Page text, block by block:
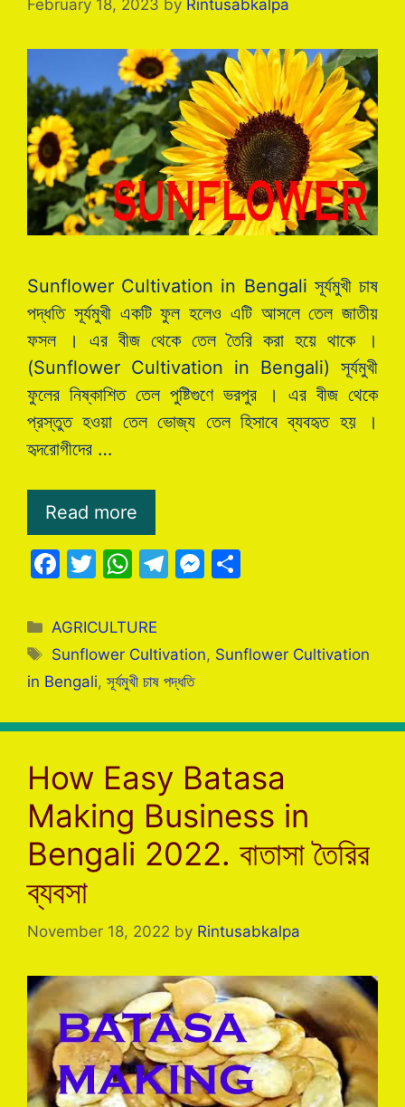
February 18, 2023 by Rintusabkalpa
Sunflower Cultivation in Bengali সূর্যমুখী চাষ
পদ্ধতি সূর্যমুখী একটি ফুল হলেও এটি আসলে তেল জাতীয়
ফসল । এর বীজ থেকে তেল তৈরি করা হয়ে থাকে ।
(Sunflower Cultivation in Bengali) সূর্যমুখী
ফুলের নিষ্কাশিত তেল পুষ্টিগুণে ভরপুর । এর বীজ থেকে
প্রস্তুত হওয়া তেল ভোজ্য তেল হিসাবে ব্যবহৃত হয় ।
হৃদরোগীদের …
Read more
F
c
e
b
o
k
T
itt
er
W
at
s
A
p
T
gr
a
M
s
g
er
e
Categories
AGRICULTURE
Tags
Sunflower Cultivation, Sunflower Cultivation
in Bengali, সূর্যমুখী চাষ পদ্ধতি
How Easy Batasa
Making Business in
Bengali 2022. বাতাসা তৈরির
ব্যবসা
November 18, 2022 by Rintusabkalpa